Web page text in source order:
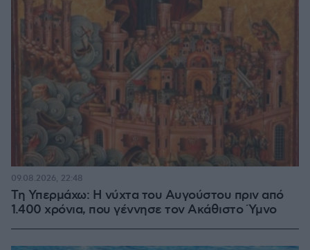
Τη Υπερμάχω: Η νύχτα του Αυγούστου πριν από
1.400 χρόνια, που γέννησε τον Ακάθιστο Ύμνο
09.08.2026, 22:48